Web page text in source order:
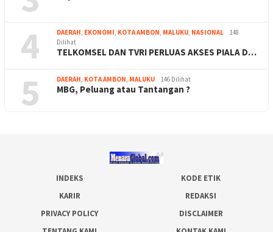
4 DAERAH, EKONOMI, KOTA AMBON, MALUKU, NASIONAL
148
Dilihat
TELKOMSEL DAN TVRI PERLUAS AKSES PIALA D…
5 DAERAH, KOTA AMBON, MALUKU 146 Dilihat
MBG, Peluang atau Tantangan ?
INDEKS
KODE ETIK
KARIR
REDAKSI
PRIVACY POLICY
DISCLAIMER